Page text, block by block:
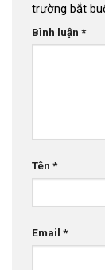
trường bắt
Bình luận *
Tên *
Email *